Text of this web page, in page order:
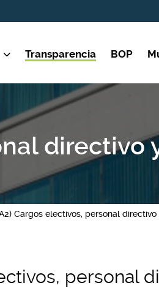
Transparencia BOP
directivo
Cargos electivos, personal
personal